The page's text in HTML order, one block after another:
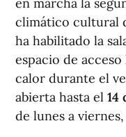
climático cultural
ha habilitado la
espacio de
calor durante el
abierta hasta el 14
de lunes a